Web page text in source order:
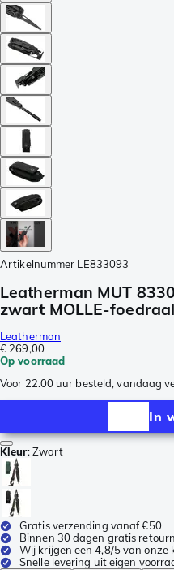
Artikelnummer LE833093
Leatherman MUT
zwart MOLLE-foedraal
Leatherman
€ 269,00
Op voorraad
Voor 22.00 uur besteld, vandaag
In
Kleur:Zwart
Gratis verzending vanaf €50
Binnen 30 dagen gratis
Wij krijgen een 4,8/5 van onze
Snelle levering uit eigen